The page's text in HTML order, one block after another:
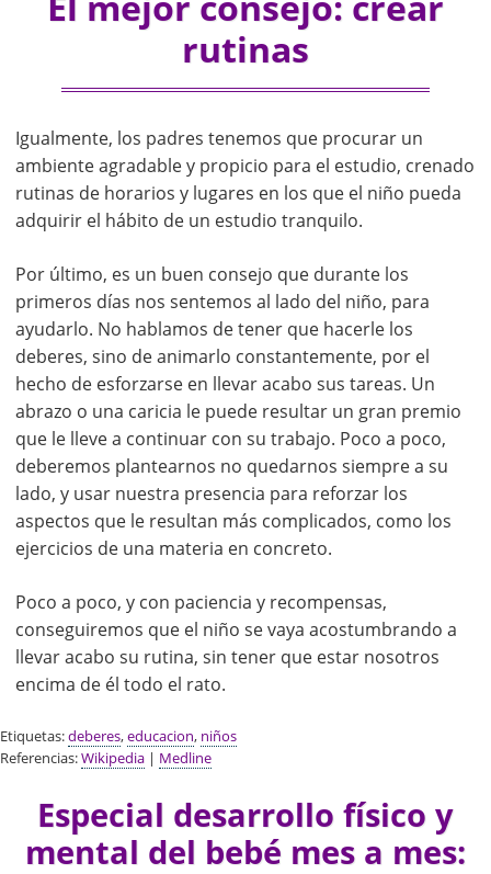
rutinas
Igualmente, los padres tenemos que procurar un
ambiente agradable y propicio para el estudio, crenado
rutinas de horarios y lugares en los que el niño pueda
adquirir el hábito de un estudio tranquilo.
Por último, es un buen consejo que durante los
primeros días nos sentemos al lado del niño, para
ayudarlo. No hablamos de tener que hacerle los
deberes, sino de animarlo constantemente, por el
hecho de esforzarse en llevar acabo sus tareas. Un
abrazo o una caricia le puede resultar un gran premio
que le lleve a continuar con su trabajo. Poco a poco,
deberemos plantearnos no quedarnos siempre a su
lado, y usar nuestra presencia para reforzar los
aspectos que le resultan más complicados, como los
ejercicios de una materia en concreto.
Poco a poco, y con paciencia y recompensas,
conseguiremos que el niño se vaya acostumbrando a
llevar acabo su rutina, sin tener que estar nosotros
encima de él todo el rato.
Etiquetas:deberes,educacion, niños
Referencias:Wikipedia | Medline
Especial desarrollo físico y
mental del bebé mes a mes: